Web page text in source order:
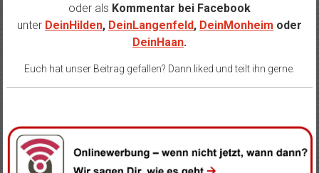
oder als Kommentar bei Facebook
unter DeinHilden, DeinLangenfeld, DeinMonheim oder
DeinHaan.
Euch hat unser Beitrag gefallen? Dann liked und teilt ihn gerne.